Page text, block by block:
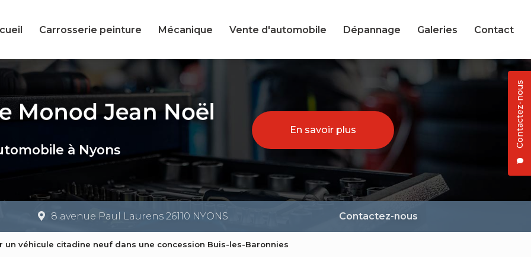
Contactez-nous
Carrosserie peinture Mécanique Vente d'automobile Dépannage Galeries Contact
à Nyons
En savoir plus
8 avenue Paul Laurens 26110 NYONS Contactez-nous
un véhicule citadine neuf dans une concession Buis-les-Baronnies